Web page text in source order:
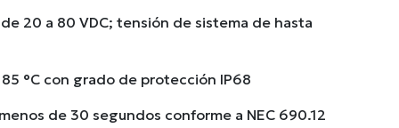
20 a 80 VDC; tensión de sistema de hasta
°C con grado de protección IP68
de 30 segundos conforme a NEC 690.12